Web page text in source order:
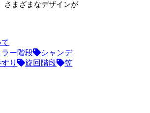
さまざまなデザインが
ー階段
シャンデ
すり 旋回階段
笠